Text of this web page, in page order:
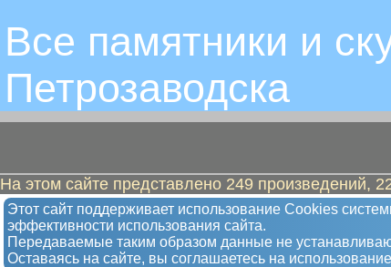
Все памятники и
Петрозаводскa
На этом сайте представлено 249 произведений,
Этот сайт поддерживает использование Сookies
эффективности использования сайта.
Передаваемые таким образом данные не
Оставаясь на сайте, вы соглашаетесь на
Солнечный лось
Арт-объект